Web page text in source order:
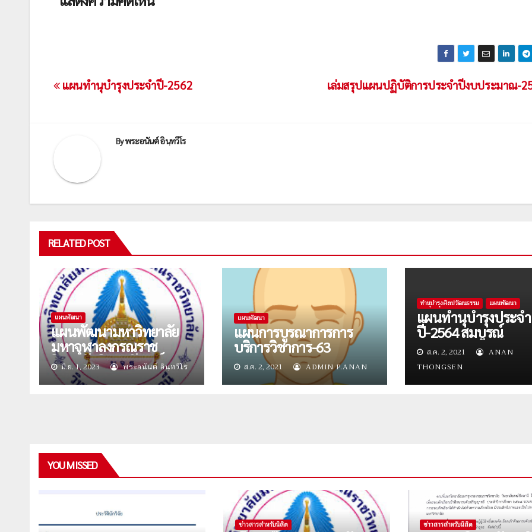
เมนู
เล่มสรุปแผนปฏิบัติการประจำปีงบประมาณ-
แผนทำนุบำรุงประจำปี-2562
Byพระอนันต์ อินฺทวีโร
RELATED POST
แผนพัฒนา
แผนพัฒนามหาวิทยาลัย
มหาจุฬาลงกรณราช
วิทยาลัย วิทยาลัยสงฆ์
ปัตตานี ในช่วงแผน
พัฒนาการศึกษาระดับ
มิ.ย. 1, 2023 พระอนันต์ อินฺทวีโร
แผนพัฒนา
แผนการบูรณาการการ
บริการวิชาการ-63
ส.ค. 2, 2021 ADMIN P.ANAN
ทำนุบำรุงศิลปวัฒนธรรม แผนพัฒนา
แผนทำนุบำรุงประจำ
ปี-2564 สมบูรณ์
ส.ค. 2, 2021
ANAN
THONGSEN
YOU MISSED
ข่าวสารสำหรับนิสิต ข่าวสารสำหรับนิสิต